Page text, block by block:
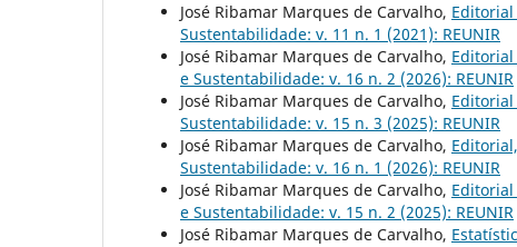
José Ribamar Marques de Carvalho, Editorial
Sustentabilidade: v. 11 n. 1 (2021): REUNIR
José Ribamar Marques de Carvalho, Editorial
e Sustentabilidade: v. 16 n. 2 (2026): REUNIR
José Ribamar Marques de Carvalho, Editorial
Sustentabilidade: v. 15 n. 3 (2025): REUNIR
José Ribamar Marques de Carvalho,
Sustentabilidade: v. 16 n. 1 (2026): REUNIR
José Ribamar Marques de Carvalho, Editorial
e Sustentabilidade: v. 15 n. 2 (2025): REUNIR
José Ribamar Marques de Carvalho,